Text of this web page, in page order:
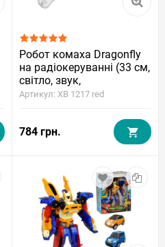
Робот комаха Dragonfly
на радіокеруванні (33 см,
світло, звук,
парогенератор)
Артикул: XB 1217 red
784 грн.